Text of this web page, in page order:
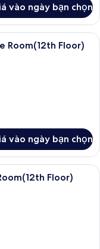
vào ngày bạn chọn
cao cấp, chăn bông,
Room(12th Floor)
vào ngày bạn chọn
cao cấp, chăn bông,
Floor)